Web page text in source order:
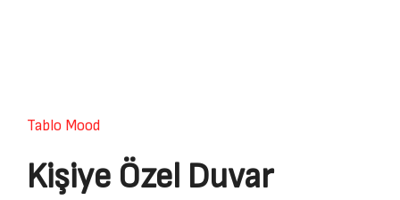
Tablo Mood
Kişiye Özel Duvar